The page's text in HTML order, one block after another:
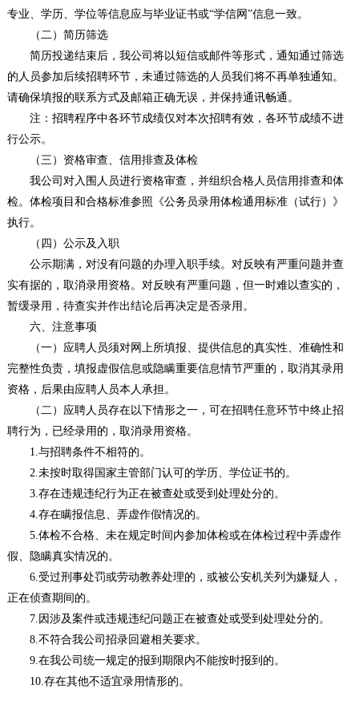
专业、学历、学位等信息应与毕业证书或“学信网”信息一致。
（二）简历筛选
简历投递结束后，我公司将以短信或邮件等形式，通知通过筛选
的人员参加后续招聘环节，未通过筛选的人员我们将不再单独通知。
请确保填报的联系方式及邮箱正确无误，并保持通讯畅通。
注：招聘程序中各环节成绩仅对本次招聘有效，各环节成绩不进
行公示。
（三）资格审查、信用排查及体检
我公司对入围人员进行资格审查，并组织合格人员信用排查和体
检。体检项目和合格标准参照《公务员录用体检通用标准（试行）》
执行。
（四）公示及入职
公示期满，对没有问题的办理入职手续。对反映有严重问题并查
实有据的，取消录用资格。对反映有严重问题，但一时难以查实的，
暂缓录用，待查实并作出结论后再决定是否录用。
六、注意事项
（一）应聘人员须对网上所填报、提供信息的真实性、准确性和
完整性负责，填报虚假信息或隐瞒重要信息情节严重的，取消其录用
资格，后果由应聘人员本人承担。
（二）应聘人员存在以下情形之一，可在招聘任意环节中终止招
聘行为，已经录用的，取消录用资格。
1.与招聘条件不相符的。
2.未按时取得国家主管部门认可的学历、学位证书的。
3.存在违规违纪行为正在被查处或受到处理处分的。
4.存在瞒报信息、弄虚作假情况的。
5.体检不合格、未在规定时间内参加体检或在体检过程中弄虚作
假、隐瞒真实情况的。
6.受过刑事处罚或劳动教养处理的，或被公安机关列为嫌疑人，
正在侦查期间的。
7.因涉及案件或违规违纪问题正在被查处或受到处理处分的。
8.不符合我公司招录回避相关要求。
9.在我公司统一规定的报到期限内不能按时报到的。
10.存在其他不适宜录用情形的。